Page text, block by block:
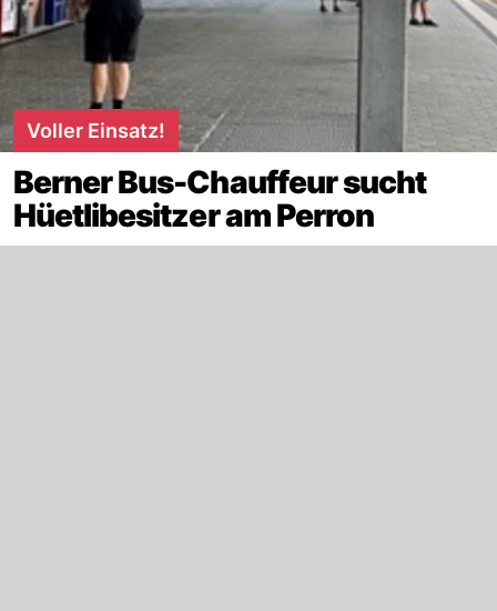
Voller Einsatz!
Berner Bus-Chauffeur sucht
Hüetlibesitzer am Perron